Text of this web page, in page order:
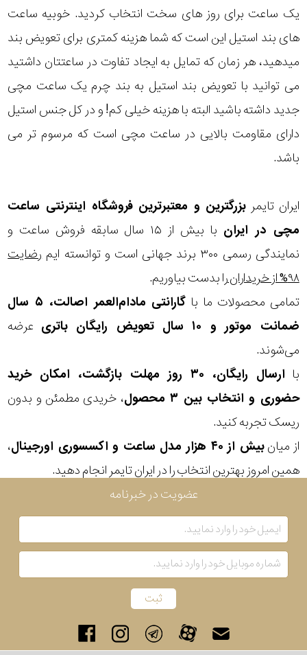
یک ساعت برای روز های سخت انتخاب کردید. خوبیه ساعت
های بند استیل این است که شما هزینه کمتری برای تعویض بند
میدهید، هر زمان که تمایل به ایجاد تفاوت در ساعتتان داشتید
می توانید با تعویض بند استیل به بند چرم یک ساعت مچی
جدید داشته باشید البته با هزینه خیلی کم! و در کل جنس استیل
دارای مقاومت بالایی در ساعت مچی است که مرسوم تر می
باشد.
ایران تایمر بزرگترین و معتبرترین فروشگاه اینترنتی ساعت
مچی در ایران
با بیش از ۱۵ سال سابقه فروش ساعت و
نمایندگی رسمی ۳۰۰ برند جهانی است و توانسته ایم
رضایت
۹۸% از خریداران
را بدست بیاوریم.
تمامی محصولات ما با
گارانتی مادام‌العمر اصالت، ۵ سال
ضمانت موتور و ۱۰ سال تعویض رایگان باتری
عرضه
می‌شوند.
با
ارسال رایگان، ۳۰ روز مهلت بازگشت، امکان خرید
حضوری و انتخاب بین ۳ محصول
، خریدی مطمئن و بدون
ریسک تجربه کنید.
از میانبیش از ۴۰ هزار مدل ساعت و اکسسوری اورجینال
،
همین امروز بهترین انتخاب را در ایران تایمر انجام دهید.
عضویت در خبرنامه